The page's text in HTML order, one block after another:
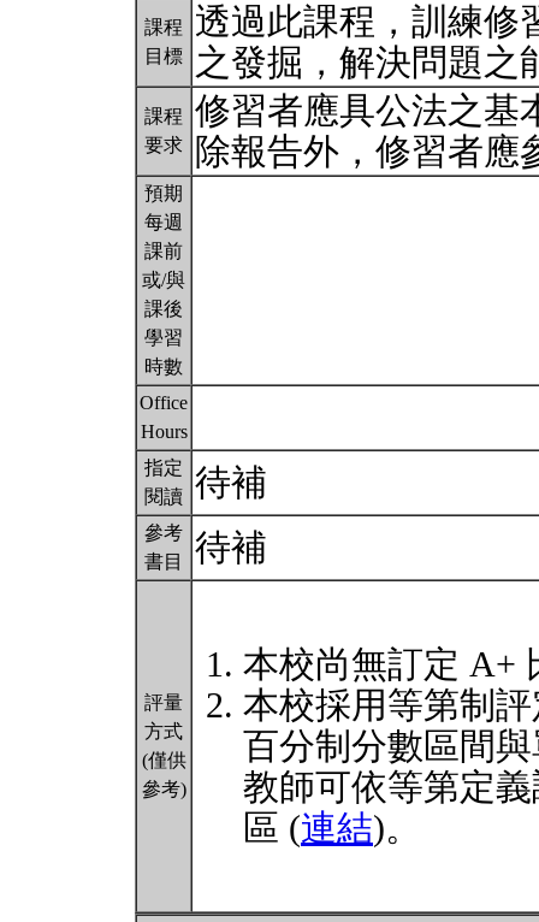
課程
目標
透過此課程，訓練修
之發掘，解決問題之
課程
要求
修習者應具公法之基
除報告外，修習者應
預期
每週
課前
或/與
課後
學習
時數
Office
Hours
指定
閱讀 待補
參考
書目
待補
評量
方式
(僅供
參考)
本校尚無訂定 A+
本校採用等第制
百分制分數區間
教師可依等第定
區 (連結)。